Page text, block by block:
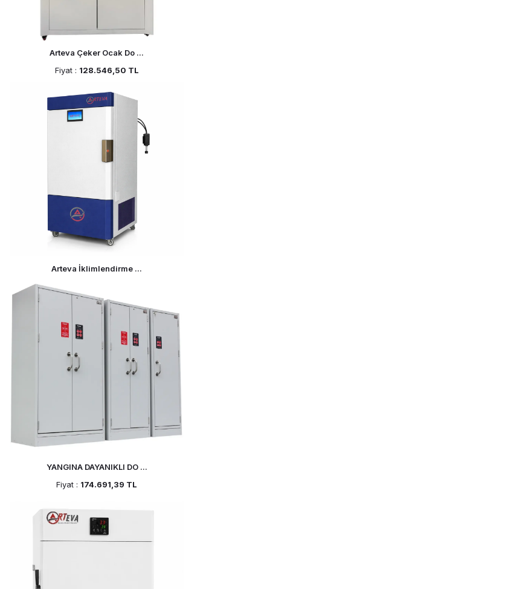
Arteva Çeker Ocak Do ...
Fiyat : 128.546,50 TL
Arteva İklimlendirme ...
YANGINA DAYANIKLI DO ...
Fiyat : 174.691,39 TL